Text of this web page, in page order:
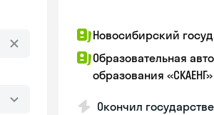
Новосибирский
Образовательная
образования
Окончил